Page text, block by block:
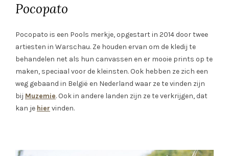
Pocopato
Pocopato is een Pools merkje, opgestart in 2014 door twee
artiesten in Warschau. Ze houden ervan om de kledij te
behandelen net als hun canvassen en er mooie prints op te
maken, speciaal voor de kleinsten. Ook hebben ze zich een
weg gebaand in België en Nederland waar ze te vinden zijn
bij Muzemie. Ook in andere landen zijn ze te verkrijgen, dat
kan je hier vinden.